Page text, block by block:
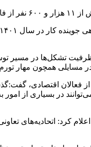
ظرفیت تشکل‌ها در
مسایلی همچون مهار
اقتصادی،
در بسیاری از